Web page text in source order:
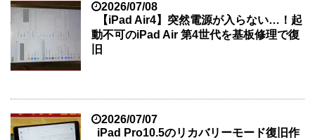
2026/07/08
【iPad Air4】突然電源が入らない…！起
動不可のiPad Air 第4世代を基板修理で復
旧
2026/07/07
iPad Pro10.5のリカバリーモード復旧作